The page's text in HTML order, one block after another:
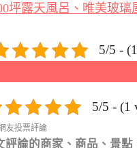
坪露天風呂、唯美玻璃
5/5 -
5/5 - (1
友投票評論
評論的商家、商品、景點